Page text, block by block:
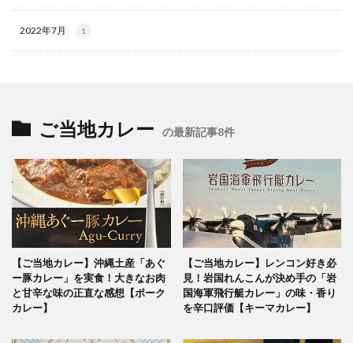
2022年7月 1
ご当地カレー の最新記事8件
【ご当地カレー】沖縄土産「あぐ
ー豚カレー」を実食！大きなお肉
と甘辛な味の正直な感想【ポーク
カレー】
【ご当地カレー】レンコン好き必
見！岩国れんこんが決め手の「岩
国海軍飛行艇カレー」の味・香り
を辛口評価【キーマカレー】